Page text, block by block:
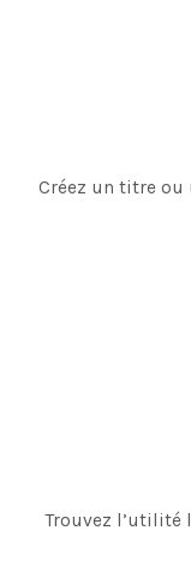
Créez un titre ou
Trouvez l’utilité